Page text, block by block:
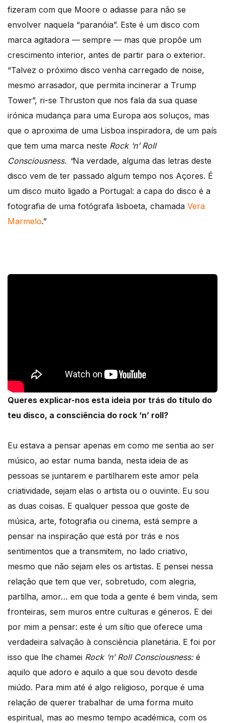
fizeram com que Moore o adiasse para não se
envolver naquela “paranóia”. Este é um disco com
marca agitadora — sempre — mas que propõe um
crescimento interior, antes de partir para o exterior.
“Talvez o próximo disco venha carregado de noise,
mesmo arrasador, que permita incinerar a Trump
Tower”, ri-se Thruston que nos fala da sua quase
irónica mudança para uma Europa aos soluços, mas
que o aproxima de uma Lisboa inspiradora, de um país
que tem uma marca neste Rock ‘n’ Roll
Consciousness. “Na verdade, alguma das letras deste
disco vem de ter passado algum tempo nos Açores. É
um disco muito ligado a Portugal: a capa do disco é a
fotografia de uma fotógrafa lisboeta, chamada Vera
Marmelo.”
Queres explicar-nos esta ideia por trás do título do
teu disco, a consciência do rock ‘n’ roll?
Eu estava a pensar apenas em como me sentia ao ser
músico, ao estar numa banda, nesta ideia de as
pessoas se juntarem e partilharem este amor pela
criatividade, sejam elas o artista ou o ouvinte. Eu sou
as duas coisas. E qualquer pessoa que goste de
música, arte, fotografia ou cinema, está sempre a
pensar na inspiração que está por trás e nos
sentimentos que a transmitem, no lado criativo,
mesmo que não sejam eles os artistas. E pensei nessa
relação que tem que ver, sobretudo, com alegria,
partilha, amor… em que toda a gente é bem vinda, sem
fronteiras, sem muros entre culturas e géneros. E dei
por mim a pensar: este é um sítio que oferece uma
verdadeira salvação à consciência planetária. E foi por
isso que lhe chamei Rock ‘n’ Roll Consciousness: é
aquilo que adoro e aquilo a que sou devoto desde
miúdo. Para mim até é algo religioso, porque é uma
relação de querer trabalhar de uma forma muito
espiritual, mas ao mesmo tempo académica, com os